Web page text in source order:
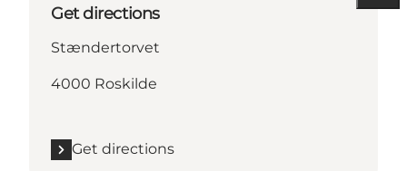
Get directions
Stændertorvet
4000 Roskilde
Get directions